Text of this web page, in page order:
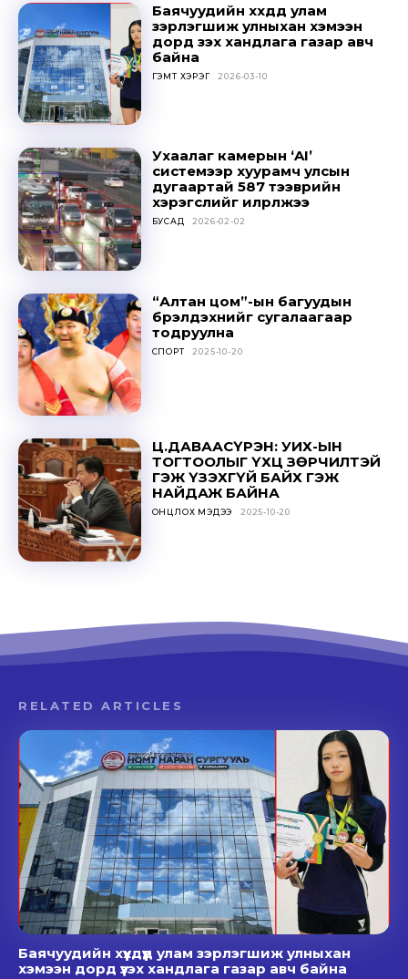
Баячуудийн хүүхдүүд улам
зэрлэгшиж улныхан хэмээн
дорд үзэх хандлага газар авч
байна
ГЭМТ ХЭРЭГ 2026-03-10
Ухаалаг камерын ‘AI’
системээр хуурамч улсын
дугаартай 587 тээврийн
хэрэгслийг илрүүлжээ
БУСАД 2026-02-02
“Алтан цом”-ын багуудын
бүрэлдэхүүнийг сугалаагаар
тодруулна
СПОРТ 2025-10-20
Ц.ДАВААСҮРЭН: УИХ-ЫН
ТОГТООЛЫГ ҮХЦ ЗӨРЧИЛТЭЙ
ГЭЖ ҮЗЭХГҮЙ БАЙХ ГЭЖ
НАЙДАЖ БАЙНА
ОНЦЛОХ МЭДЭЭ 2025-10-20
RELATED ARTICLES
Баячуудийн хүүхдүүд улам зэрлэгшиж улныхан
хэмээн дорд үзэх хандлага газар авч байна